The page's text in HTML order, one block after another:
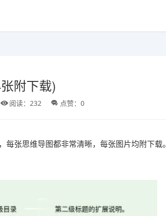
附下载)
阅读：232 点赞：0
张思维导图都非常清晰，每张图片均附下载。